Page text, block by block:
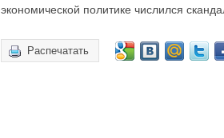
экономической политике числился
Распечатать